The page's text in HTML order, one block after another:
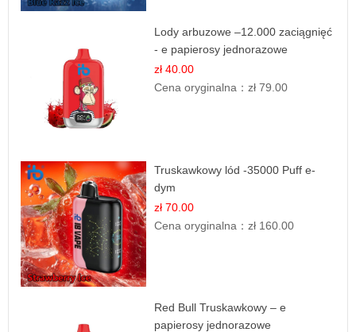
Lody arbuzowe –12.000 zaciągnięć
- e papierosy jednorazowe
zł 40.00
Cena oryginalna：zł 79.00
Truskawkowy lód -35000 Puff e-
dym
zł 70.00
Cena oryginalna：zł 160.00
Red Bull Truskawkowy – e
papierosy jednorazowe